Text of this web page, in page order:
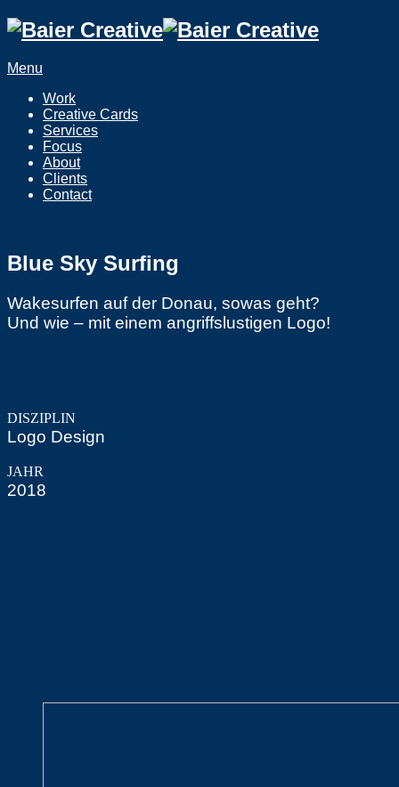
Menu
Work
Creative Cards
Services
Focus
About
Clients
Contact
Blue Sky Surfing
Wakesurfen auf der Donau, sowas geht?
Und wie – mit einem angriffslustigen Logo!
DISZIPLIN
Logo Design
JAHR
2018